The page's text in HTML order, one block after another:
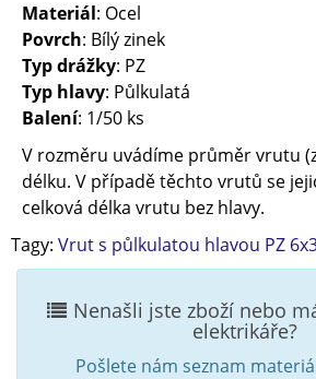
Materiál: Ocel
Povrch: Bílý zinek
Typ drážky: PZ
Typ hlavy: Půlkulatá
Balení: 1/50 ks
V rozměru uvádíme průměr vrutu
délku. V případě těchto vrutů se
celková délka vrutu bez hlavy.
Tagy: Vrut s půlkulatou hlavou PZ
Nenašli jste zboží nebo
elektrikáře?
Pošlete nám seznam